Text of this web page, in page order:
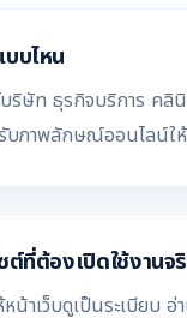
บบไหน
บริษัท ธุรกิจบริการ คลิ
บภาพลักษณ์ออนไลน์ใ
ซต์ที่ต้องเปิดใช้งานจ
น้าเว็บดูเป็นระเบียบ อ่